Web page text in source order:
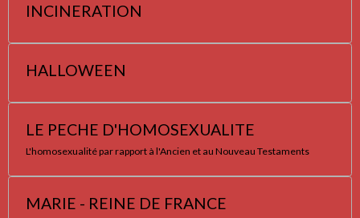
INCINERATION
HALLOWEEN
LE PECHE D'HOMOSEXUALITE
L'homosexualité par rapport à l'Ancien et au Nouveau Testaments
MARIE - REINE DE FRANCE